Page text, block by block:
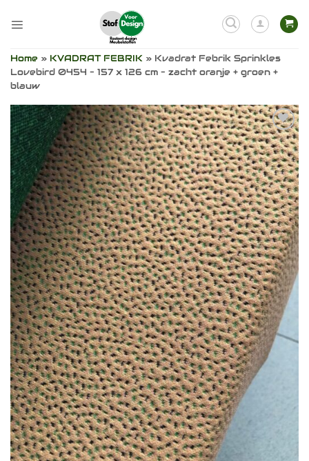
naar
Home » KVADRAT FEBRIK » Kvadrat Febrik Sprinkles
Lovebird 0454 – 157 x 126 cm – zacht oranje + groen +
blauw
Toevoegen
aan
verlanglijst